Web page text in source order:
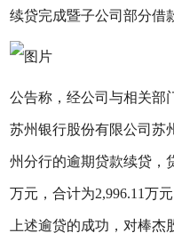
续贷完成暨子公司部分借
公告称，经公司与相关部
苏州银行股份有限公司苏
州分行的逾期贷款续贷，
万元，合计为2,996.11万元
上述逾贷的成功，对棒